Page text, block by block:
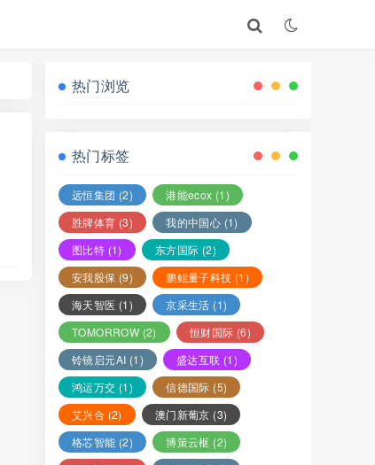
热门浏览
热门标签
远恒集团 (2) 港能ecox (1)
胜牌体育 (3) 我的中国心 (1)
图比特 (1) 东方国际 (2)
安我股保 (9) 鹏鲲量子科技 (1)
海天智医 (1) 京采生活 (1)
TOMORROW (2) 恒财国际 (6)
铃镜启元AI (1) 盛达互联 (1)
鸿运万交 (1) 信德国际 (5)
艾兴合 (2) 澳门新葡京 (3)
格芯智能 (2) 博策云枢 (2)